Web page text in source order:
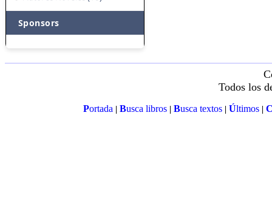
Sponsors
Todos los
Portada| Busca libros| Busca textos| Últimos|